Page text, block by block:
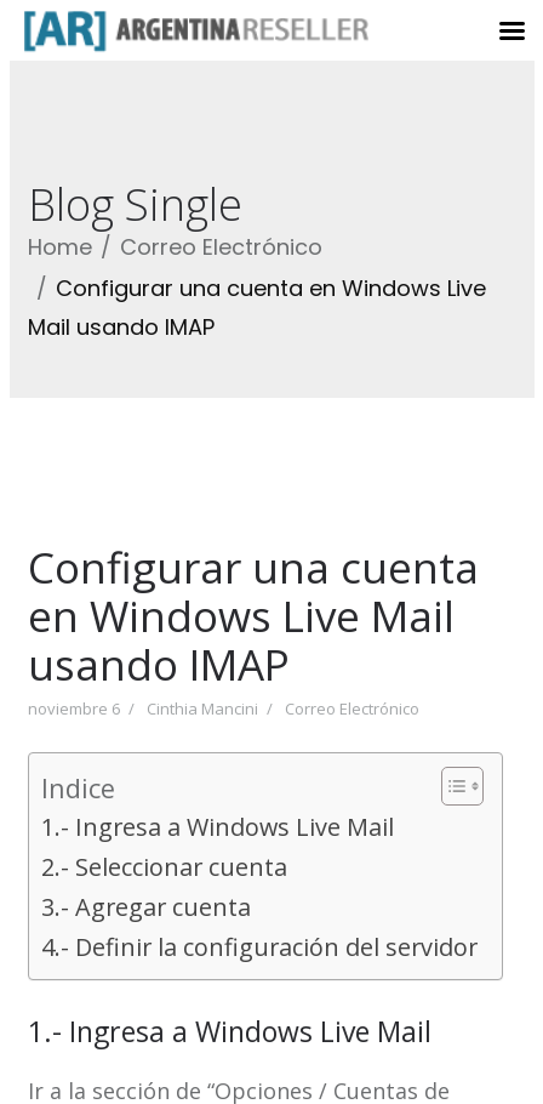
Blog Single
Home
Correo Electrónico
Configurar una cuenta en Windows Live
Mail usando IMAP
Configurar una cuenta
en Windows Live Mail
usando IMAP
noviembre 6 Cinthia Mancini Correo Electrónico
Indice
1.- Ingresa a Windows Live Mail
2.- Seleccionar cuenta
3.- Agregar cuenta
4.- Definir la configuración del servidor
1.- Ingresa a Windows Live Mail
Ir a la sección de “Opciones / Cuentas de